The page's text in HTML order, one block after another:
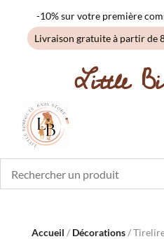
-10% sur votre première
Livraison gratuite à partir de
Little
Accueil / Décorations/